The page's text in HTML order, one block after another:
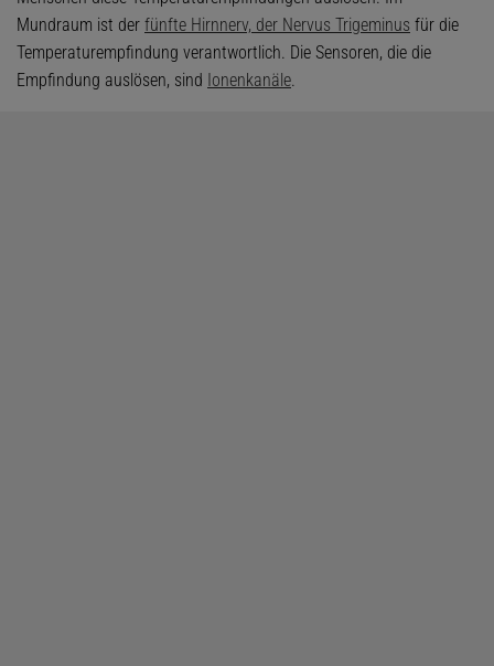
Mundraum ist der fünfte Hirnnerv, der Nervus Trigeminus für die
Temperaturempfindung verantwortlich. Die Sensoren, die die
Empfindung auslösen, sind Ionenkanäle.